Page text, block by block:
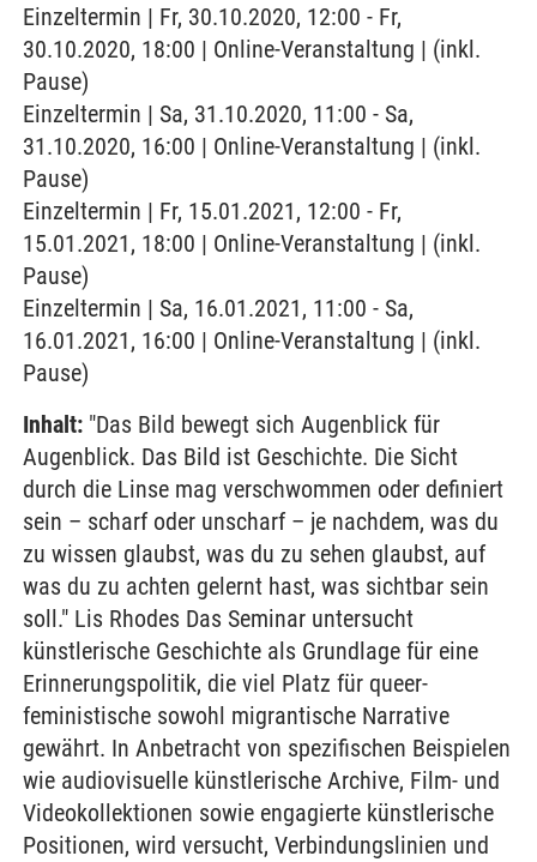
Einzeltermin | Fr, 30.10.2020, 12:00 - Fr,
30.10.2020, 18:00 | Online-Veranstaltung | (inkl.
Pause)
Einzeltermin | Sa, 31.10.2020, 11:00 - Sa,
31.10.2020, 16:00 | Online-Veranstaltung | (inkl.
Pause)
Einzeltermin | Fr, 15.01.2021, 12:00 - Fr,
15.01.2021, 18:00 | Online-Veranstaltung | (inkl.
Pause)
Einzeltermin | Sa, 16.01.2021, 11:00 - Sa,
16.01.2021, 16:00 | Online-Veranstaltung | (inkl.
Pause)
Inhalt: "Das Bild bewegt sich Augenblick für
Augenblick. Das Bild ist Geschichte. Die Sicht
durch die Linse mag verschwommen oder definiert
sein – scharf oder unscharf – je nachdem, was du
zu wissen glaubst, was du zu sehen glaubst, auf
was du zu achten gelernt hast, was sichtbar sein
soll." Lis Rhodes Das Seminar untersucht
künstlerische Geschichte als Grundlage für eine
Erinnerungspolitik, die viel Platz für queer-
feministische sowohl migrantische Narrative
gewährt. In Anbetracht von spezifischen Beispielen
wie audiovisuelle künstlerische Archive, Film- und
Videokollektionen sowie engagierte künstlerische
Positionen, wird versucht, Verbindungslinien und